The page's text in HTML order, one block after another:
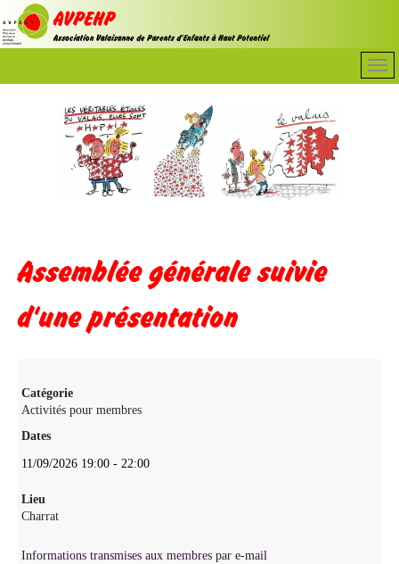
Assemblée générale suivie
d'une présentation
Catégorie
Activités pour membres
Dates
11/09/2026 19:00 -22:00
Lieu
Charrat
Informations transmises aux membres par e-mail